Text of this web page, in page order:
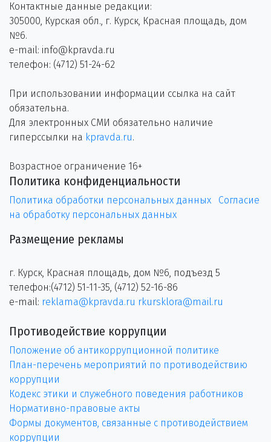
Контактные данные редакции:
305000, Курская обл., г. Курск, Красная площадь, дом
№6.
e-mail: info@kpravda.ru
телефон: (4712) 51-24-62
При использовании информации ссылка на сайт
обязательна.
Для электронных СМИ обязательно наличие
гиперссылки на kpravda.ru.
Возрастное ограничение 16+
Политика конфиденциальности
Политика обработки персональных данных
Согласие
на обработку персональных данных
Размещение рекламы
г. Курск, Красная площадь, дом №6, подъезд 5
телефон:(4712) 51-11-35, (4712) 52-16-86
e-mail: reklama@kpravda.ru rkursklora@mail.ru
Противодействие коррупции
Положение об антикоррупционной политике
План-перечень мероприятий по противодействию
коррупции
Кодекс этики и служебного поведения работников
Нормативно-правовые акты
Формы документов, связанные с противодействием
коррупции